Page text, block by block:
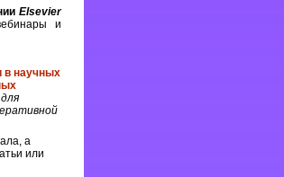
Elsevier
и
в научных
а
или